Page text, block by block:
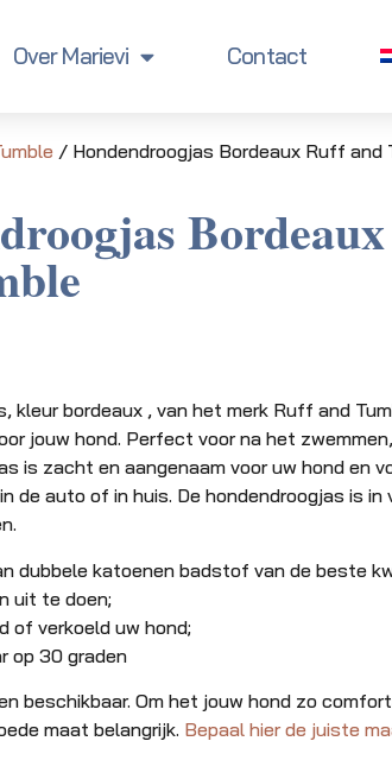
Over Marievi Contact
/ Hondendroogjas Bordeaux Ruff and
kleur bordeaux , van het merk Ruff and
jouw hond. Perfect voor na het
is zacht en aangenaam voor uw hond en
de auto of in huis. De hondendroogjas is in
dubbele katoenen badstof van de beste
uit te doen;
of verkoeld uw hond;
op 30 graden
beschikbaar. Om het jouw hond zo
maat belangrijk. Bepaal hier de juiste